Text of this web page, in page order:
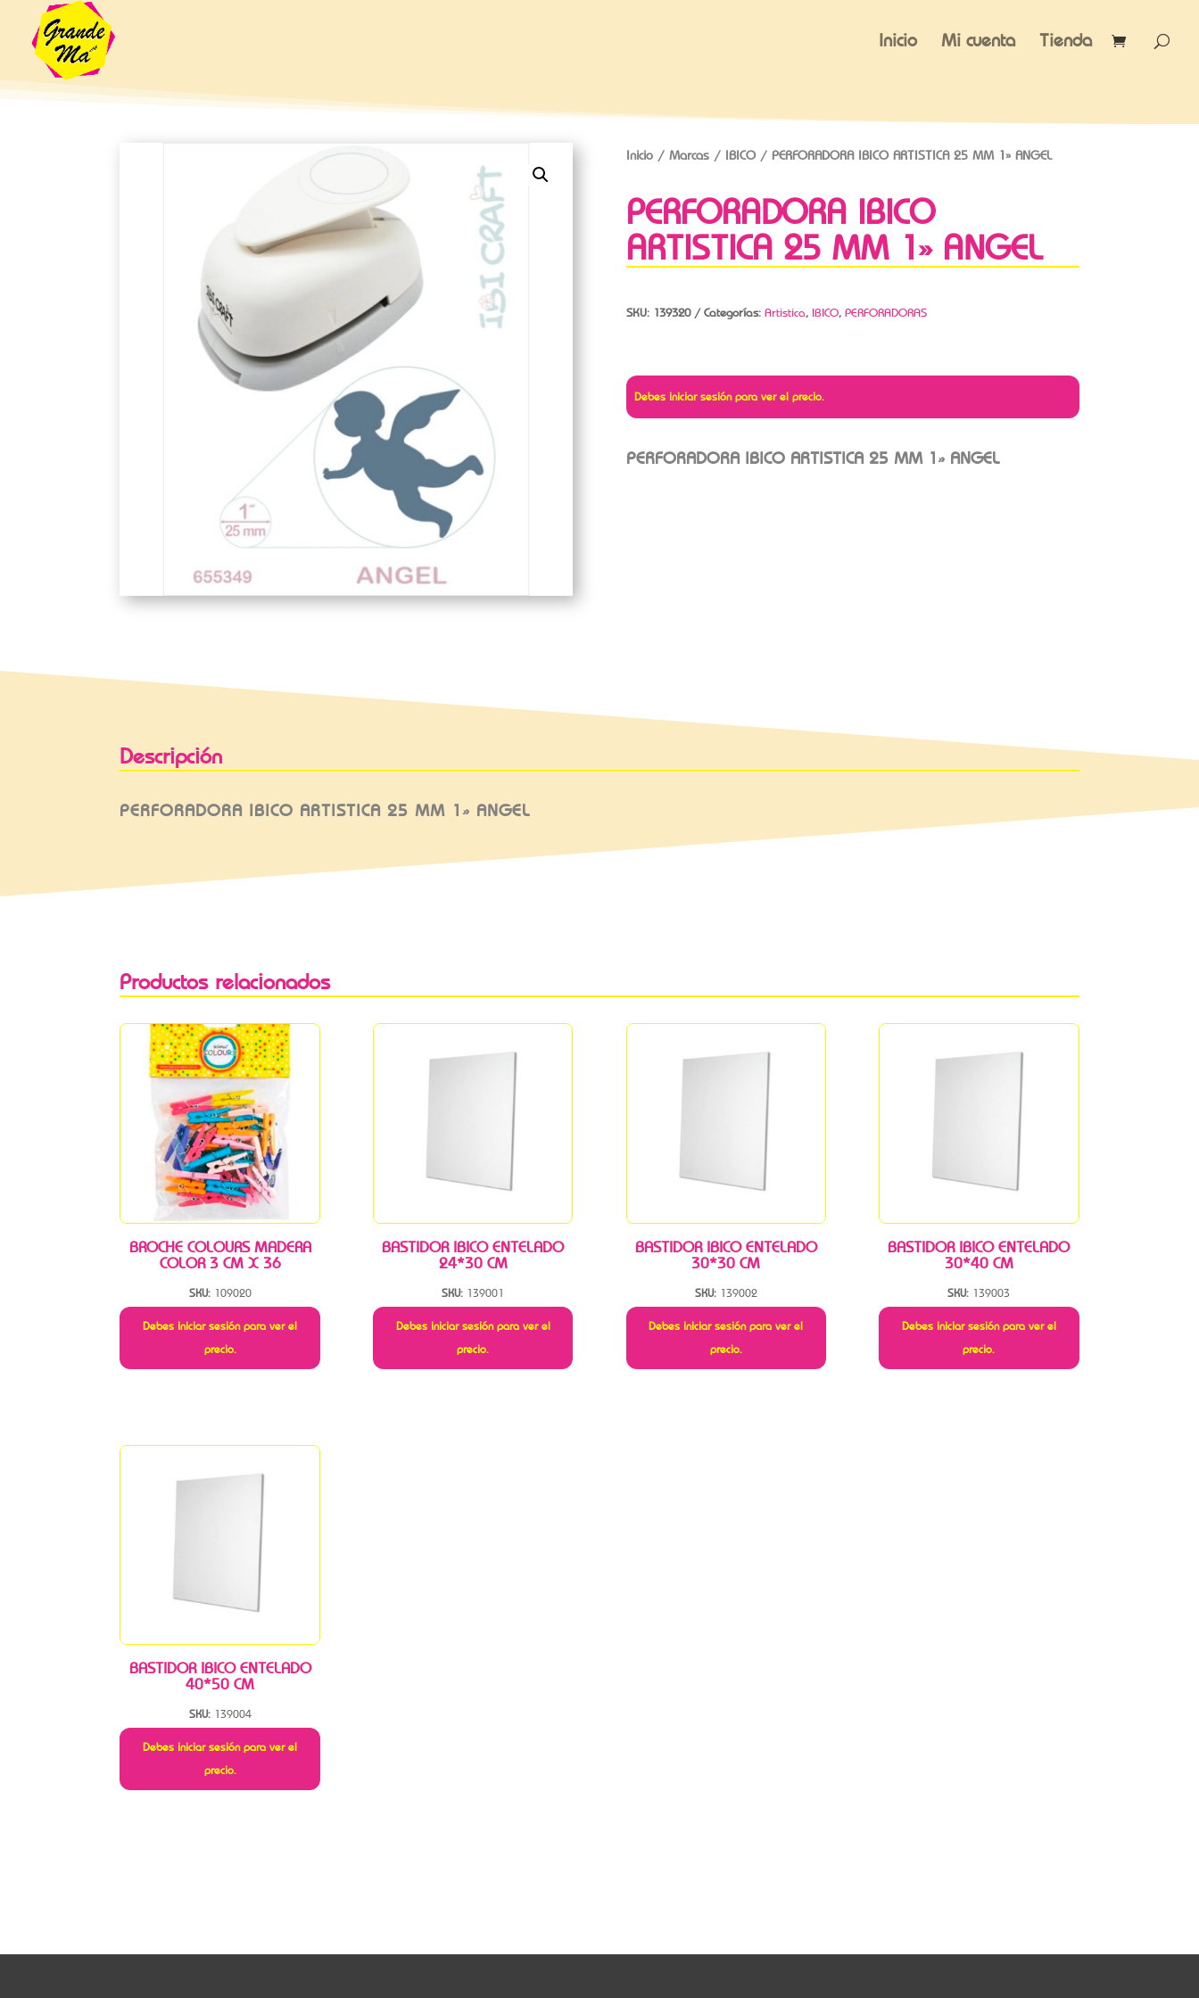
Inicio Mi cuenta Tienda
Inicio/ Marcas/ IBICO/ PERFORADORA IBICO ARTISTICA 25 MM 1» ANGEL
PERFORADORA IBICO
ARTISTICA 25 MM 1» ANGEL
SKU: 139320 Categorías: Artistica, IBICO, PERFORADORAS
Debes iniciar sesión para ver el precio.
PERFORADORA IBICO ARTISTICA 25 MM 1» ANGEL
Descripción
PERFORADORA IBICO ARTISTICA 25 MM 1» ANGEL
Productos relacionados
BROCHE COLOURS MADERA
COLOR 3 CM X 36
SKU: 109020
Debes iniciar sesión para ver el
precio.
BASTIDOR IBICO ENTELADO
24*30 CM
SKU: 139001
Debes iniciar sesión para ver el
precio.
BASTIDOR IBICO ENTELADO
30*30 CM
SKU: 139002
Debes iniciar sesión para ver el
precio.
BASTIDOR IBICO ENTELADO
30*40 CM
SKU: 139003
Debes iniciar sesión para ver el
precio.
BASTIDOR IBICO ENTELADO
40*50 CM
SKU: 139004
Debes iniciar sesión para ver el
precio.